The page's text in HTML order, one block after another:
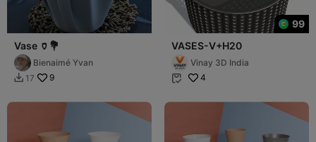
Vase 🏺💐
Bienaimé Yvan
 17 9
99
VASES-V+H20
Vinay ​3D India
 4